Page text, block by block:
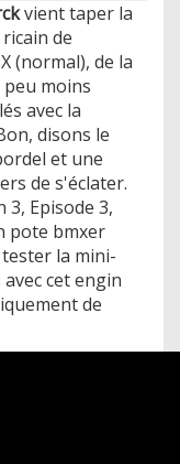
vient taper la
de
(normal), de la
moins
avec la
disons le
et une
de s'éclater.
3, Episode 3,
pote bmxer
la mini-
cet engin
de